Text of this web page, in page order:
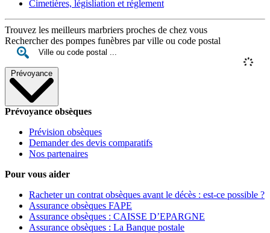
Cimetières, législiation et réglement
Trouvez les meilleurs marbriers proches de chez vous
Rechercher des pompes funèbres par ville ou code postal
Prévoyance
Prévoyance obsèques
Prévision obsèques
Demander des devis comparatifs
Nos partenaires
Pour vous aider
Racheter un contrat obsèques avant le décès : est-ce possible ?
Assurance obsèques FAPE
Assurance obsèques : CAISSE D’EPARGNE
Assurance obsèques : La Banque postale